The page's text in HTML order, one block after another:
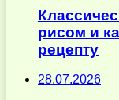
рисом и
рецепту
28.07.2026